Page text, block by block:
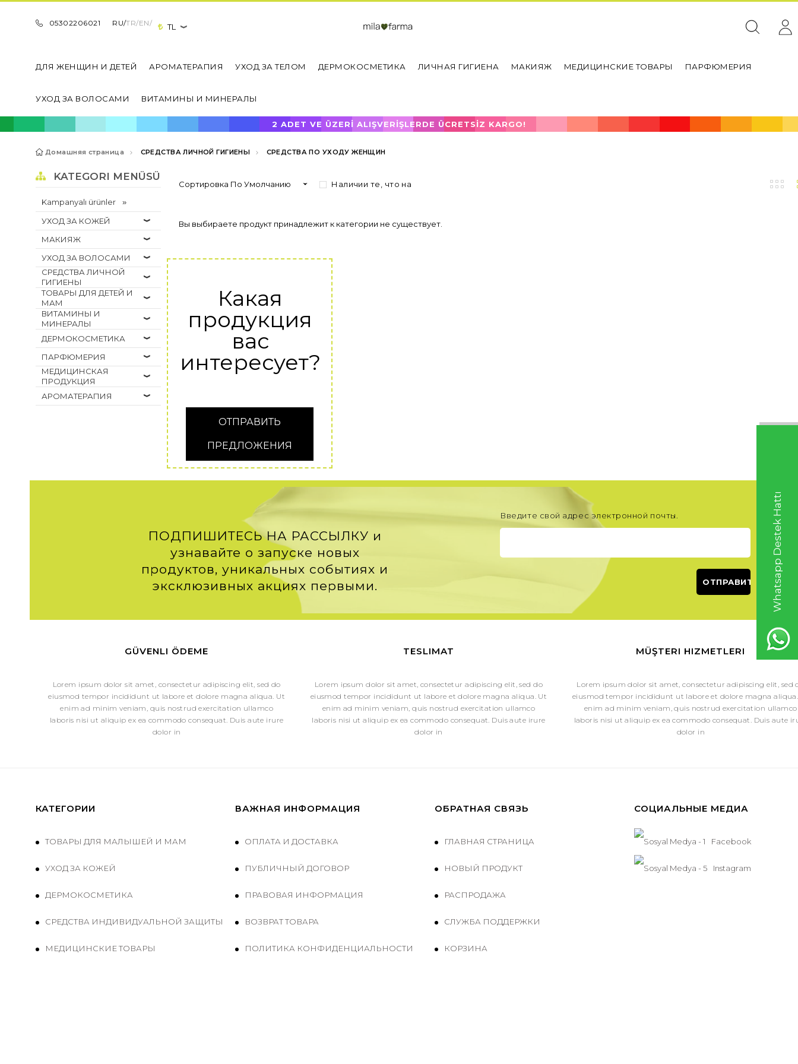
Whatsapp Destek Hattı
05302206021 RU/TR/EN/ TL
ДЛЯ ЖЕНЩИН И ДЕТЕЙ АРОМАТЕРАПИЯ УХОД ЗА ТЕЛОМ ДЕРМОКОСМЕТИКА ЛИЧНАЯ ГИГИЕНА МАКИЯЖ МЕДИЦИНСКИЕ ТОВАРЫ ПАРФЮМЕРИЯ
УХОД ЗА ВОЛОСАМИ ВИТАМИНЫ И МИНЕРАЛЫ
2 ADET VE ÜZERİ ALIŞVERİŞLERDE ÜCRETSİZ KARGO!
Домашняя страница СРЕДСТВА ЛИЧНОЙ ГИГИЕНЫ СРЕДСТВА ПО УХОДУ ЖЕНЩИН
KATEGORI MENÜSÜ
Kampanyalı ürünler
УХОД ЗА КОЖЕЙ
МАКИЯЖ
УХОД ЗА ВОЛОСАМИ
СРЕДСТВА ЛИЧНОЙ
ГИГИЕНЫ
ТОВАРЫ ДЛЯ ДЕТЕЙ И
МАМ
ВИТАМИНЫ И
МИНЕРАЛЫ
ДЕРМОКОСМЕТИКА
ПАРФЮМЕРИЯ
МЕДИЦИНСКАЯ
ПРОДУКЦИЯ
АРОМАТЕРАПИЯ
Наличии те, что на
Вы выбираете продукт принадлежит к категории не существует.
Какая
продукция
вас
интересует?
ОТПРАВИТЬ
ПРЕДЛОЖЕНИЯ
ПОДПИШИТЕСЬ НА РАССЫЛКУ и
узнавайте о запуске новых
продуктов, уникальных событиях и
эксклюзивных акциях первыми.
Введите свой адрес электронной почты.
GÜVENLI ÖDEME
Lorem ipsum dolor sit amet, consectetur adipiscing elit, sed do
eiusmod tempor incididunt ut labore et dolore magna aliqua. Ut
enim ad minim veniam, quis nostrud exercitation ullamco
laboris nisi ut aliquip ex ea commodo consequat. Duis aute irure
dolor in
TESLIMAT
Lorem ipsum dolor sit amet, consectetur adipiscing elit, sed do
eiusmod tempor incididunt ut labore et dolore magna aliqua. Ut
enim ad minim veniam, quis nostrud exercitation ullamco
laboris nisi ut aliquip ex ea commodo consequat. Duis aute irure
dolor in
MÜŞTERI HIZMETLERI
Lorem ipsum dolor sit amet, consectetur adipiscing elit, sed
eiusmod tempor incididunt ut labore et dolore magna
enim ad minim veniam, quis nostrud exercitation ullamco
laboris nisi ut aliquip ex ea commodo consequat. Duis aute
dolor in
КАТЕГОРИИ
ТОВАРЫ ДЛЯ МАЛЫШЕЙ И МАМ
УХОД ЗА КОЖЕЙ
ДЕРМОКОСМЕТИКА
CРЕДСТВА ИНДИВИДУАЛЬНОЙ ЗАЩИТЫ
МЕДИЦИНСКИЕ ТОВАРЫ
ВАЖНАЯ ИНФОРМАЦИЯ
ОПЛАТА И ДОСТАВКА
ПУБЛИЧНЫЙ ДОГОВОР
ПРАВОВАЯ ИНФОРМАЦИЯ
ВОЗВРАТ ТОВАРА
ПОЛИТИКА КОНФИДЕНЦИАЛЬНОСТИ
ОБРАТНАЯ СВЯЗЬ
ГЛАВНАЯ СТРАНИЦА
НОВЫЙ ПРОДУКТ
РАСПРОДАЖА
СЛУЖБА ПОДДЕРЖКИ
КОРЗИНА
СОЦИАЛЬНЫЕ МЕДИА
Facebook
Instagram